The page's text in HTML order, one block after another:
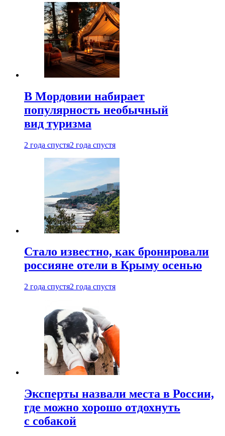
В Мордовии набирает
популярность необычный
вид туризма
2 года спустя2 года спустя
Стало известно, как бронировали
россияне отели в Крыму осенью
2 года спустя2 года спустя
Эксперты назвали места в России,
где можно хорошо отдохнуть
с собакой